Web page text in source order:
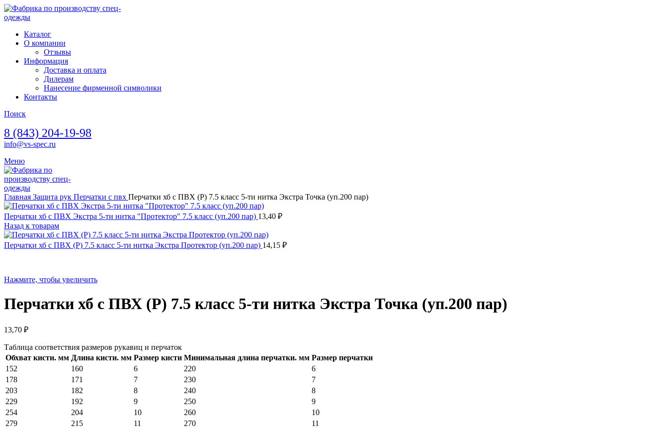
Каталог
О компании
Отзывы
Информация
Доставка и оплата
Дилерам
Нанесение фирменной символики
Контакты
Поиск
8 (843) 204-19-98
info@vs-spec.ru
Меню
Главная Защита рук Перчатки с пвх Перчатки хб с ПВХ (Р) 7.5 класс 5-ти нитка Экстра Точка (уп.200 пар)
Перчатки хб с ПВХ Экстра 5-ти нитка "Протектор" 7.5 класс (уп.200 пар) 13,40 ₽
Назад к товарам
Перчатки хб с ПВХ (Р) 7.5 класс 5-ти нитка Экстра Протектор (уп.200 пар) 14,15 ₽
Нажмите, чтобы увеличить
Перчатки хб с ПВХ (Р) 7.5 класс 5-ти нитка Экстра Точка (уп.200 пар)
13,70 ₽
Таблица соответствия размеров рукавиц и перчаток
Обхват кисти. мм Длина кисти. мм Размер кисти Минимальная длина перчатки. мм Размер перчатки
152
160 6 220
6
178
171 7 230
7
203
182 8 240
8
229
192 9 250
9
254
204 10 260
10
279
215 11 270 11